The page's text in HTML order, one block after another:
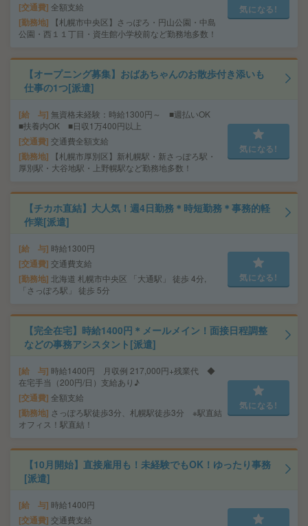
交通費 全額支給
勤務地
【札幌市中央区】さっぽろ・円山公園・中島
公園・西１１丁目・資生館小学校前など勤務地多数！
気になる!
【オープニング募集】おばあちゃんのお散歩付き添いも
仕事の1つ[派遣]
給 与 無資格未経験：時給1300円～ ■週払いOK
■扶養内OK ■日収1万400円以上
交通費 交通費全額支給
勤務地
【札幌市厚別区】新札幌駅・新さっぽろ駅・
厚別駅・大谷地駅・上野幌駅など勤務地多数！
気になる!
【チカホ直結】大人気！週4日勤務＊時短勤務＊事務的軽
作業[派遣]
給 与 時給1300円
交通費 交通費支給
勤務地 北海道 札幌市中央区 「大通駅」 徒歩 4分,
「さっぽろ駅」 徒歩 5分
気になる!
【完全在宅】時給1400円＊メールメイン！面接日程調整
などの事務アシスタント[派遣]
給 与 時給1400円 月収例 217,000円+残業代 ◆
在宅手当（200円/日）支給あり♪
交通費 全額支給
勤務地 さっぽろ駅徒歩3分、札幌駅徒歩3分 ※駅直結
オフィス！駅直結！
気になる!
【10月開始】直接雇用も！未経験でもOK！ゆったり事務
[派遣]
給 与 時給1400円
交通費 交通費支給